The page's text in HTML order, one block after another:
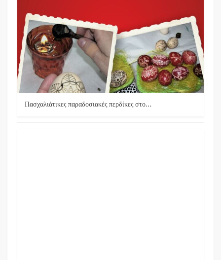
Πασχαλιάτικες παραδοσιακές περδίκες στο…